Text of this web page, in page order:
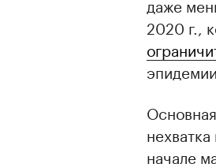
2020 г.,
начале